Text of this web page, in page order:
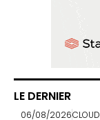
LE DERNIER
06/08/2026CLOUD